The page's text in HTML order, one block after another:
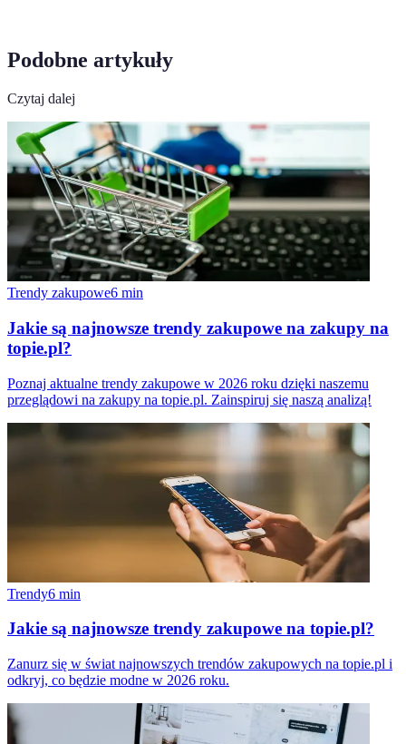
Podobne artykuły
Czytaj dalej
Trendy zakupowe6 min
Jakie są najnowsze trendy zakupowe na zakupy na
topie.pl?
Poznaj aktualne trendy zakupowe w 2026 roku dzięki naszemu
przeglądowi na zakupy na topie.pl. Zainspiruj się naszą analizą!
Trendy6 min
Jakie są najnowsze trendy zakupowe na topie.pl?
Zanurz się w świat najnowszych trendów zakupowych na topie.pl i
odkryj, co będzie modne w 2026 roku.